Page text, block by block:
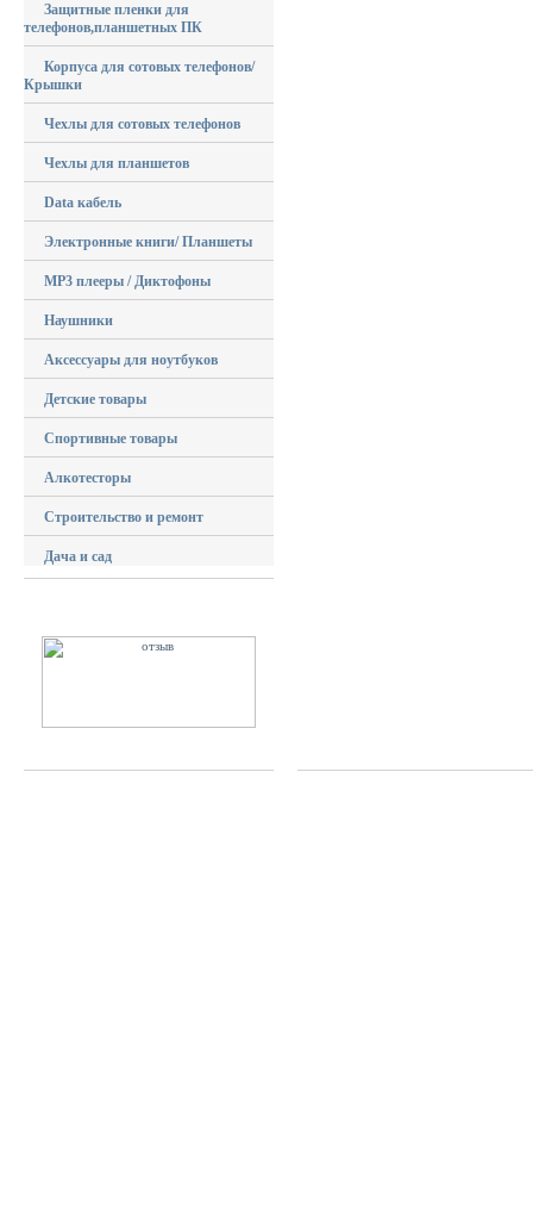
Защитные пленки для
телефонов,планшетных ПК
Корпуса для сотовых телефонов/
Крышки
Чехлы для сотовых телефонов
Чехлы для планшетов
Data кабель
Электронные книги/ Планшеты
MP3 плееры / Диктофоны
Наушники
Аксессуары для ноутбуков
Детские товары
Спортивные товары
Алкотесторы
Строительство и ремонт
Дача и сад